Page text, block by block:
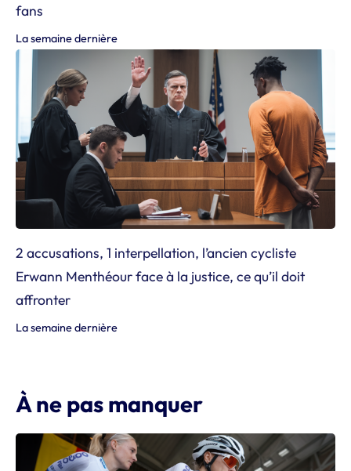
fans
La semaine dernière
2 accusations, 1 interpellation, l’ancien cycliste
Erwann Menthéour face à la justice, ce qu’il doit
affronter
La semaine dernière
À ne pas manquer